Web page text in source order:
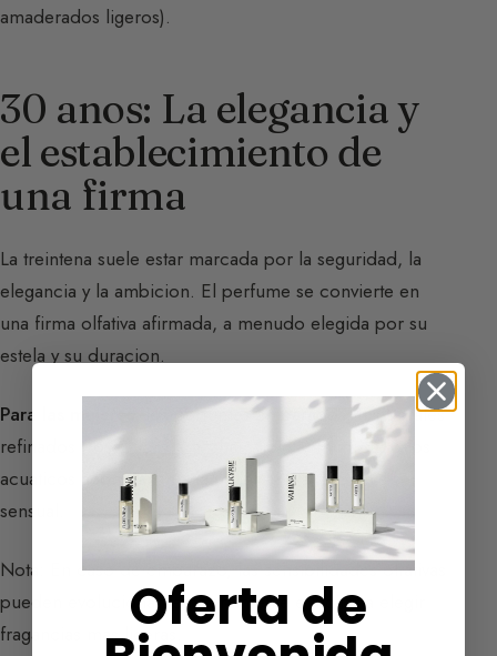
amaderados ligeros).
30 anos: La elegancia y
el establecimiento de
una firma
La treintena suele estar marcada por la seguridad, la
elegancia y la ambicion. El perfume se convierte en
una firma olfativa afirmada, a menudo elegida por su
estela y su duracion.
Para las mujeres perfumes ambarados
, los florales
refinados (rosa, flor de azahar, violeta, mimosa) o los
acuaticos acompanan a la mujer activa, elegante y
sensual.
Nota: En caso de embarazo, las sensibilidades olfativas
pueden evolucionar temporalmente e incitar a elegir
fragancias mas ligeras.Oferta de